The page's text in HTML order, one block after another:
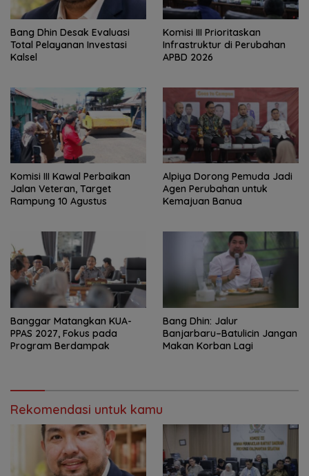
‎Bang Dhin Desak Evaluasi
Total Pelayanan Investasi
Kalsel
‎Komisi III Prioritaskan
Infrastruktur di Perubahan
APBD 2026
Komisi III Kawal Perbaikan
Jalan Veteran, Target
Rampung 10 Agustus
‎Alpiya Dorong Pemuda Jadi
Agen Perubahan untuk
Kemajuan Banua ‎
‎Banggar Matangkan KUA-
PPAS 2027, Fokus pada
Program Berdampak
Bang Dhin: Jalur
Banjarbaru–Batulicin Jangan
Makan Korban Lagi
Rekomendasi untuk kamu